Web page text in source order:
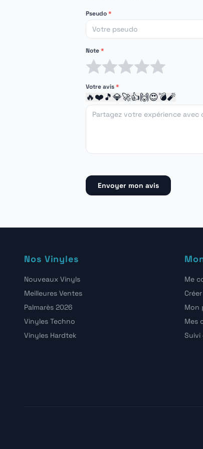
Pseudo*
Note*
Votre avis*
🔥❤️🎵💎🚀👍🙌😍💣🧨
Envoyer mon avis
Nos Vinyles
Nouveaux Vinyls
Meilleures Ventes
Palmarès 2026
Vinyles Techno
Vinyles Hardtek
Me
Mon
Mes
Suivi